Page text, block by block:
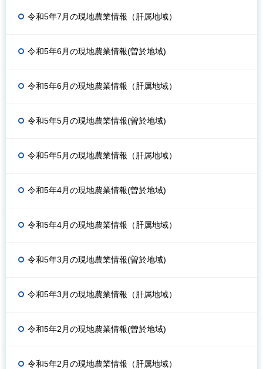
令和5年7月の現地農業情報（肝属地域）
令和5年6月の現地農業情報(曽於地域)
令和5年6月の現地農業情報（肝属地域）
令和5年5月の現地農業情報(曽於地域)
令和5年5月の現地農業情報（肝属地域）
令和5年4月の現地農業情報(曽於地域)
令和5年4月の現地農業情報（肝属地域）
令和5年3月の現地農業情報(曽於地域)
令和5年3月の現地農業情報（肝属地域）
令和5年2月の現地農業情報(曽於地域)
令和5年2月の現地農業情報（肝属地域）